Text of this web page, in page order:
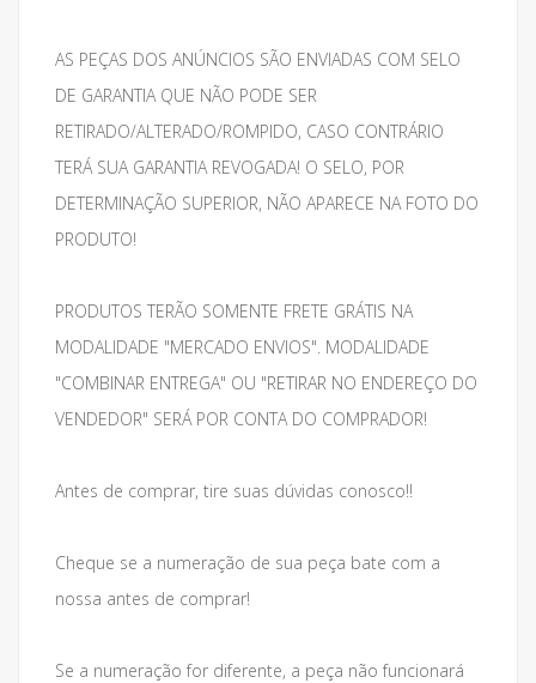
AS PEÇAS DOS ANÚNCIOS SÃO ENVIADAS COM SELO
DE GARANTIA QUE NÃO PODE SER
RETIRADO/ALTERADO/ROMPIDO, CASO CONTRÁRIO
TERÁ SUA GARANTIA REVOGADA! O SELO, POR
DETERMINAÇÃO SUPERIOR, NÃO APARECE NA FOTO DO
PRODUTO!
PRODUTOS TERÃO SOMENTE FRETE GRÁTIS NA
MODALIDADE "MERCADO ENVIOS". MODALIDADE
"COMBINAR ENTREGA" OU "RETIRAR NO ENDEREÇO DO
VENDEDOR" SERÁ POR CONTA DO COMPRADOR!
Antes de comprar, tire suas dúvidas conosco!!
Cheque se a numeração de sua peça bate com a
nossa antes de comprar!
Se a numeração for diferente, a peça não funcionará